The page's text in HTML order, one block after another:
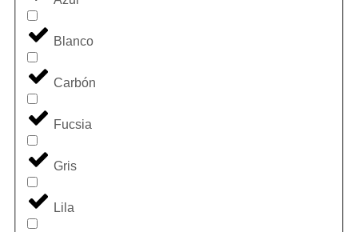
Blanco
Carbón
Fucsia
Gris
Lila